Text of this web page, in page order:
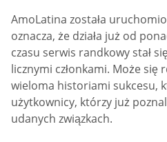
AmoLatina została
oznacza, że działa już od
czasu serwis randkowy stał
licznymi członkami. Może się
wieloma historiami sukcesu,
użytkownicy, którzy już
udanych związkach.